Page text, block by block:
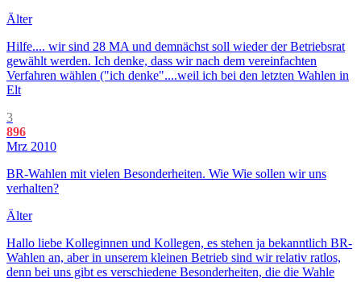
Älter
Hilfe.... wir sind 28 MA und demnächst soll wieder der Betriebsrat
gewählt werden. Ich denke, dass wir nach dem vereinfachten
Verfahren wählen ("ich denke"....weil ich bei den letzten Wahlen in
Elt
3
896
Mrz 2010
BR-Wahlen mit vielen Besonderheiten. Wie Wie sollen wir uns
verhalten?
Älter
Hallo liebe Kolleginnen und Kollegen, es stehen ja bekanntlich BR-
Wahlen an, aber in unserem kleinen Betrieb sind wir relativ ratlos,
denn bei uns gibt es verschiedene Besonderheiten, die die Wahle